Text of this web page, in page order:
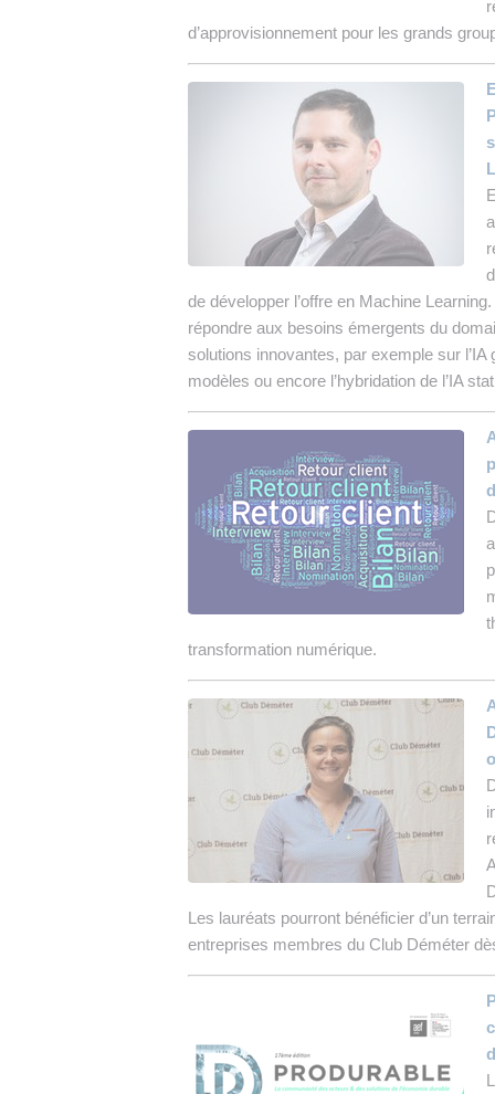
d’approvisionnement pour les grands
de développer l’offre en Machine
répondre aux besoins émergents du
solutions innovantes, par exemple sur l’IA
modèles ou encore l’hybridation de l’IA
transformation numérique.
Les lauréats pourront bénéficier d’un
entreprises membres du Club Déméter